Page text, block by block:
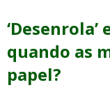
quando as
papel?